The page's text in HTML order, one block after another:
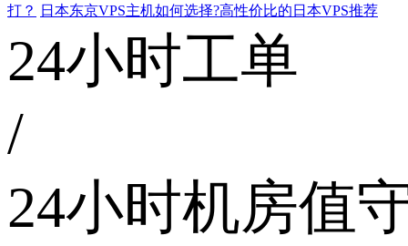
打？
日本东京VPS主机如何选择?高性价比的日本VPS推荐
24小时工单
/
24小时机房值